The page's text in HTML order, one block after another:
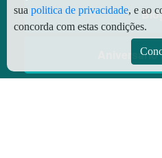
sua politica de privacidade, e ao
concorda com estas condições.